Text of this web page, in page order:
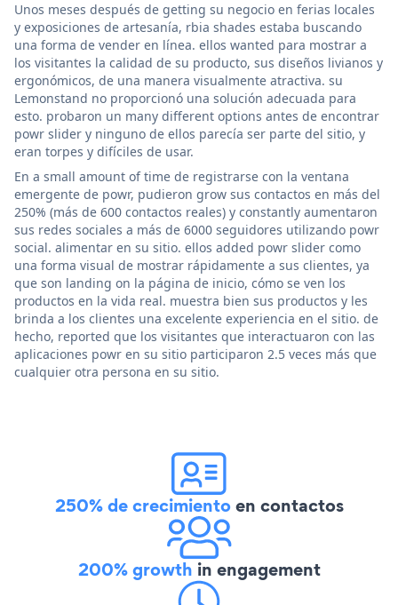
Unos meses después de getting su negocio en ferias locales
y exposiciones de artesanía, rbia shades estaba buscando
una forma de vender en línea. ellos wanted para mostrar a
los visitantes la calidad de su producto, sus diseños livianos y
ergonómicos, de una manera visualmente atractiva. su
Lemonstand no proporcionó una solución adecuada para
esto. probaron un many different options antes de encontrar
powr slider y ninguno de ellos parecía ser parte del sitio, y
eran torpes y difíciles de usar.
En a small amount of time de registrarse con la ventana
emergente de powr, pudieron grow sus contactos en más del
250% (más de 600 contactos reales) y constantly aumentaron
sus redes sociales a más de 6000 seguidores utilizando powr
social. alimentar en su sitio. ellos added powr slider como
una forma visual de mostrar rápidamente a sus clientes, ya
que son landing on la página de inicio, cómo se ven los
productos en la vida real. muestra bien sus productos y les
brinda a los clientes una excelente experiencia en el sitio. de
hecho, reported que los visitantes que interactuaron con las
aplicaciones powr en su sitio participaron 2.5 veces más que
cualquier otra persona en su sitio.
250% de crecimientoen contactos
200% growth in engagement